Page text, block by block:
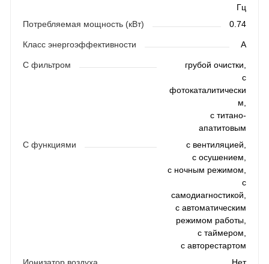
Гц
Потребляемая мощность (кВт)
0.74
Класс энергоэффективности A
С фильтром
грубой очистки,
с
фотокаталитически
м,
с титано-
апатитовым
С функциями
с вентиляцией,
с осушением,
с ночным режимом,
с
самодиагностикой,
с автоматическим
режимом работы,
с таймером,
с авторестартом